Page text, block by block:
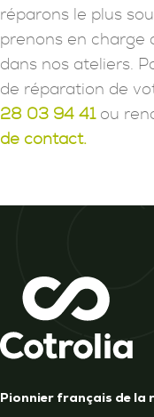
réparons le plus
prenons en charge
dans nos ateliers.
de réparation de
28 03 94 41ou
de contact.
Pionnier français de